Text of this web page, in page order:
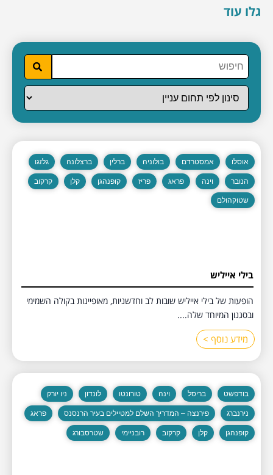
גלו עוד
אוסלו אמסטרדם בולוניה ברלין ברצלונה גלזגו
הנובר וינה פראג פריז קופנהגן קלן קרקוב
שטוקהולם
בילי אייליש
הופעות של בילי אייליש שובות לב וחדשניות, מאופיינות בקולה השמימי
ובסגנון המיוחד שלה....
מידע נוסף >
בודפשט בריסל וינה טורונטו לונדון ניו יורק
נירנברג פירנצה – המדריך השלם למטיילים בעיר הרנסנס פראג
קופנהגן קלן קרקוב רובניימי שטרסבורג